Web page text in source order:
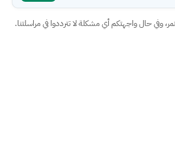
وفي حال واجهتكم أي مشكلة لا تترددوا في مراسلتنا.